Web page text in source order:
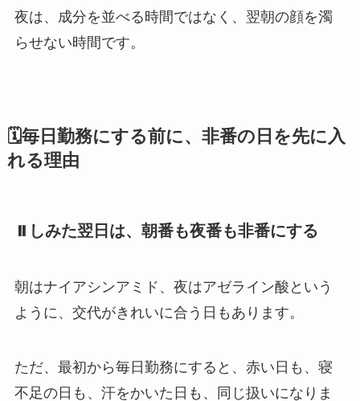
夜は、成分を並べる時間ではなく、翌朝の顔を濁
らせない時間です。
🗓️毎日勤務にする前に、非番の日を先に入
れる理由
⏸️しみた翌日は、朝番も夜番も非番にする
朝はナイアシンアミド、夜はアゼライン酸という
ように、交代がきれいに合う日もあります。
ただ、最初から毎日勤務にすると、赤い日も、寝
不足の日も、汗をかいた日も、同じ扱いになりま